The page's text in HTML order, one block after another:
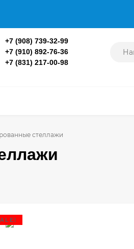
+7 (908) 739-32-99
+7 (910) 892-76-36
+7 (831) 217-00-98
стеллажи